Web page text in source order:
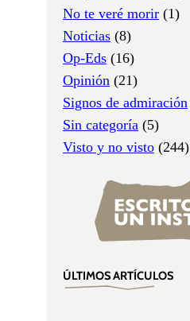
No te veré morir (1)
Noticias (8)
Op-Eds (16)
Opinión (21)
Signos de admiración
Sin categoría (5)
Visto y no visto (244)
ÚLTIMOS ARTÍCULOS